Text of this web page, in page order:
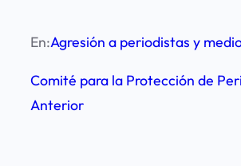
En:Agresión a periodistas y
Comité para la Protección de
Anterior